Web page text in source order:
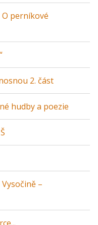
perníkové
2. část
hudby a poezie
–